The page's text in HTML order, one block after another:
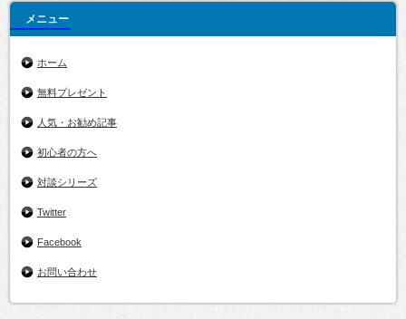
メニュー
ホーム
無料プレゼント
人気・お勧め記事
初心者の方へ
対談シリーズ
Twitter
Facebook
お問い合わせ